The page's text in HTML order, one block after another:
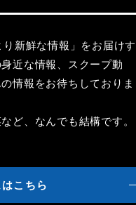
新鮮な情報」をお届けす
近な情報、スクープ動
情報をお待ちしておりま
ど、なんでも結構です。
こちら